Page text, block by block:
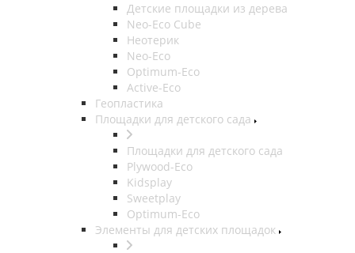
Детские площадки из дерева
Neo-Eco Cube
Неотерик
Neo-Eco
Оptimum-Еco
Active-Eco
Геопластика
Площадки для детского сада
Площадки для детского сада
Plywood-Eco
Kidsplay
Sweetplay
Оptimum-Еco
Элементы для детских площадок